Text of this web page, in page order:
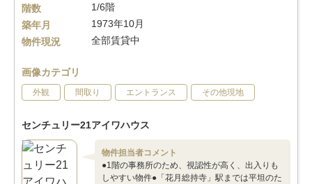
階数
1/6階
築年月
1973年10月
物件現況
全部賃貸中
画像カテゴリ
外観 間取り エントランス その他現地
センチュリー21アイワハウス
物件担当者コメント
●1階の事務所のため、視認性が高く、出入りも
しやすい物件●「花月総持寺」駅までは平坦のた